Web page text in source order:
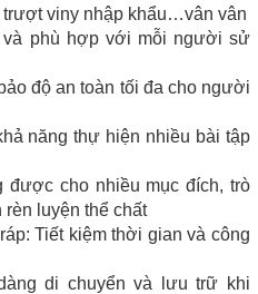
viny nhập khẩu…vân vân
và phù hợp với mỗi người sử
độ an toàn tối đa cho người
năng thự hiện nhiều bài tập
cho nhiều mục đích, trò
luyện thể chất
Tiết kiệm thời gian và công
di chuyển và lưu trữ khi